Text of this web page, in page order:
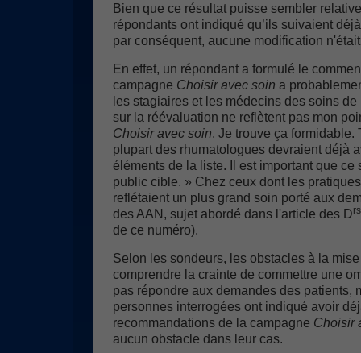
Bien que ce résultat puisse sembler
répondants ont indiqué qu’ils suivaient
par conséquent, aucune modification
En effet, un répondant a formulé le
campagne Choisir avec soin a
les stagiaires et les médecins des soins
sur la réévaluation ne reflètent pas mon
Choisir avec soin. Je trouve ça formidable.
plupart des rhumatologues devraient déjà
éléments de la liste. Il est important que
public cible. » Chez ceux dont les
reflétaient un plus grand soin porté aux
des AAN, sujet abordé dans l'article des Drs
de ce numéro).
Selon les sondeurs, les obstacles à la
comprendre la crainte de commettre une
pas répondre aux demandes des patients,
personnes interrogées ont indiqué avoir
recommandations de la campagne Choisir
aucun obstacle dans leur cas.